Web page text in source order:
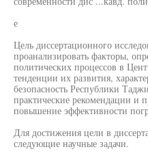
е
Цель диссертационного
проанализировать факторы,
политических процессов в
тенденции их развития,
безопасность Республики
практические рекомендации и
повышение эффективности
Для достижения цели в
следующие научные задачи.